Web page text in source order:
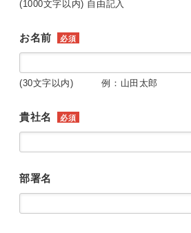
(1000文字以内) 自由記入
お名前 必須
(30文字以内) 例：山田太郎
貴社名 必須
部署名